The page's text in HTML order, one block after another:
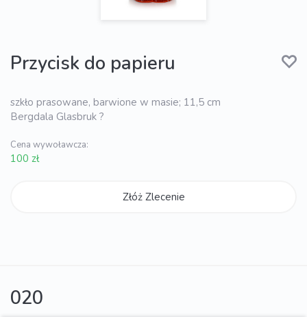
Przycisk do papieru
szkło prasowane, barwione w masie; 11,5 cm
Bergdala Glasbruk ?
Cena wywoławcza:
100 zł
Złóż Zlecenie
020